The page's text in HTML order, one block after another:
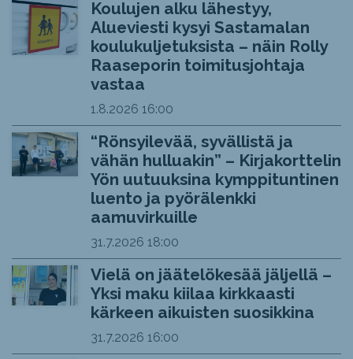
Koulujen alku lähestyy,
Alueviesti kysyi Sastamalan
koulukuljetuksista – näin Rolly
Raaseporin toimitusjohtaja
vastaa
1.8.2026 16:00
“Rönsyilevää, syvällistä ja
vähän hulluakin” – Kirjakorttelin
Yön uutuuksina kymppituntinen
luento ja pyörälenkki
aamuvirkuille
31.7.2026 18:00
Vielä on jäätelökesää jäljellä –
Yksi maku kiilaa kirkkaasti
kärkeen aikuisten suosikkina
31.7.2026 16:00